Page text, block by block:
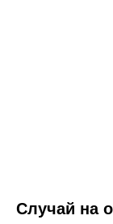
Случай на